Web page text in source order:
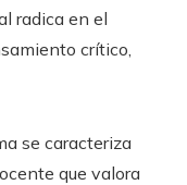
radica en el
crítico,
se caracteriza
que valora